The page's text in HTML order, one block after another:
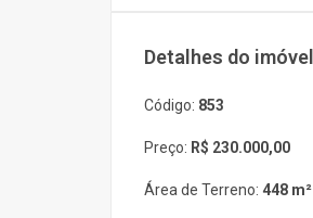
Detalhes do imóvel
Código: 853
Preço: R$ 230.000,00
Área de Terreno: 448 m²